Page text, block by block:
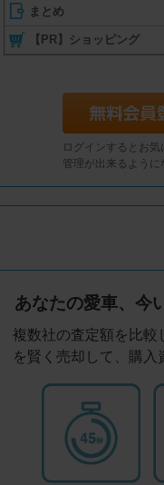
まとめ
【PR】ショッピング
ログインするとお
管理が出来るように
あなたの愛車、今
複数社の査定額を比較
を賢く売却して、購入